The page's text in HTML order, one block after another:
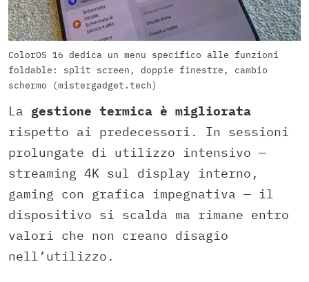
ColorOS 16 dedica un menu specifico alle funzioni
foldable: split screen, doppie finestre, cambio
schermo (mistergadget.tech)
La gestione termica è migliorata
rispetto ai predecessori. In sessioni
prolungate di utilizzo intensivo —
streaming 4K sul display interno,
gaming con grafica impegnativa — il
dispositivo si scalda ma rimane entro
valori che non creano disagio
nell’utilizzo.